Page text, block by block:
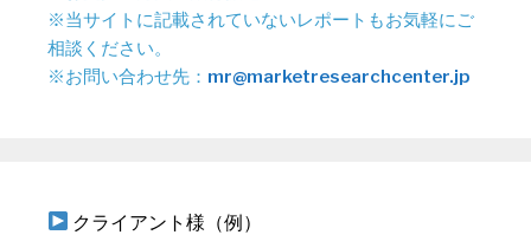
※当サイトに記載されていないレポートもお気軽にご
相談ください。
※お問い合わせ先： mr@marketresearchcenter.jp
クライアント様（例）